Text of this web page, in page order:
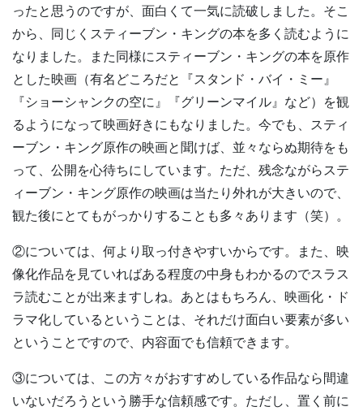
ったと思うのですが、面白くて一気に読破しました。そこ
から、同じくスティーブン・キングの本を多く読むように
なりました。また同様にスティーブン・キングの本を原作
とした映画（有名どころだと『スタンド・バイ・ミー』
『ショーシャンクの空に』『グリーンマイル』など）を観
るようになって映画好きにもなりました。今でも、スティ
ーブン・キング原作の映画と聞けば、並々ならぬ期待をも
って、公開を心待ちにしています。ただ、残念ながらステ
ィーブン・キング原作の映画は当たり外れが大きいので、
観た後にとてもがっかりすることも多々あります（笑）。
②については、何より取っ付きやすいからです。また、映
像化作品を見ていればある程度の中身もわかるのでスラス
ラ読むことが出来ますしね。あとはもちろん、映画化・ド
ラマ化しているということは、それだけ面白い要素が多い
ということですので、内容面でも信頼できます。
③については、この方々がおすすめしている作品なら間違
いないだろうという勝手な信頼感です。ただし、置く前に